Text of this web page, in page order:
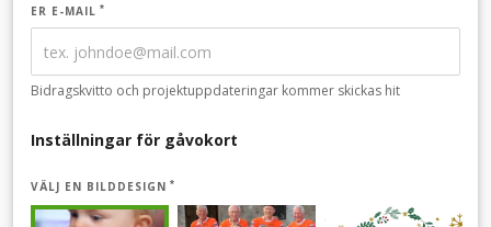
ER E-MAIL
Bidragskvitto och projektuppdateringar kommer skickas hit
Inställningar för gåvokort
VÄLJ EN BILDDESIGN